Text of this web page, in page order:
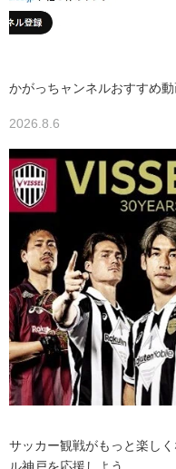
かがっちャンネルおすすめ
2026.8.6
サッカー観戦がもっと楽し
ル神戸を応援しよう